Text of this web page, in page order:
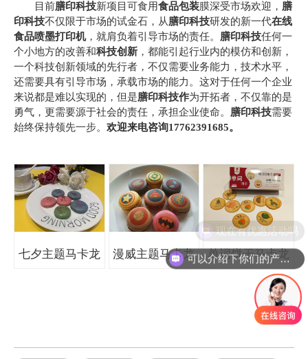
目前膳印科技新项目可食用食品包装膜深受市场欢迎， 膳
印科技不仅限于市场的试金石，从膳印科技研发的新一代在线
食品喷墨打印机，就肩负着引导市场的责任。 膳印科技任何一
个小地方的改善和科技创新 ，都能引起行业内的模仿和创新，
一个科技创新领域的先行者，不仅需要业务能力，技术水平，
还需要具有引导市场，承载市场的能力。这对于任何一个企业
来说都是难以实现的，但是膳印科技作为开拓者，不仅靠的是
勇气，更需要源于社会的责任，承担企业使命。 膳印科技需要
始终保持领先一步。 欢迎来电咨询17762391685。
七夕主题马卡龙 漫威主题马卡龙 单词饼干马卡龙
可以介绍下你们的产品么
现在有优惠活动吗